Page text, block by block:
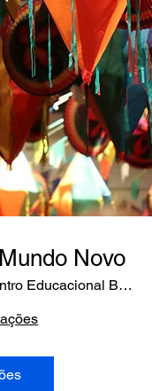
Novo
CEBL- Centro Educacional Barão de Lucena